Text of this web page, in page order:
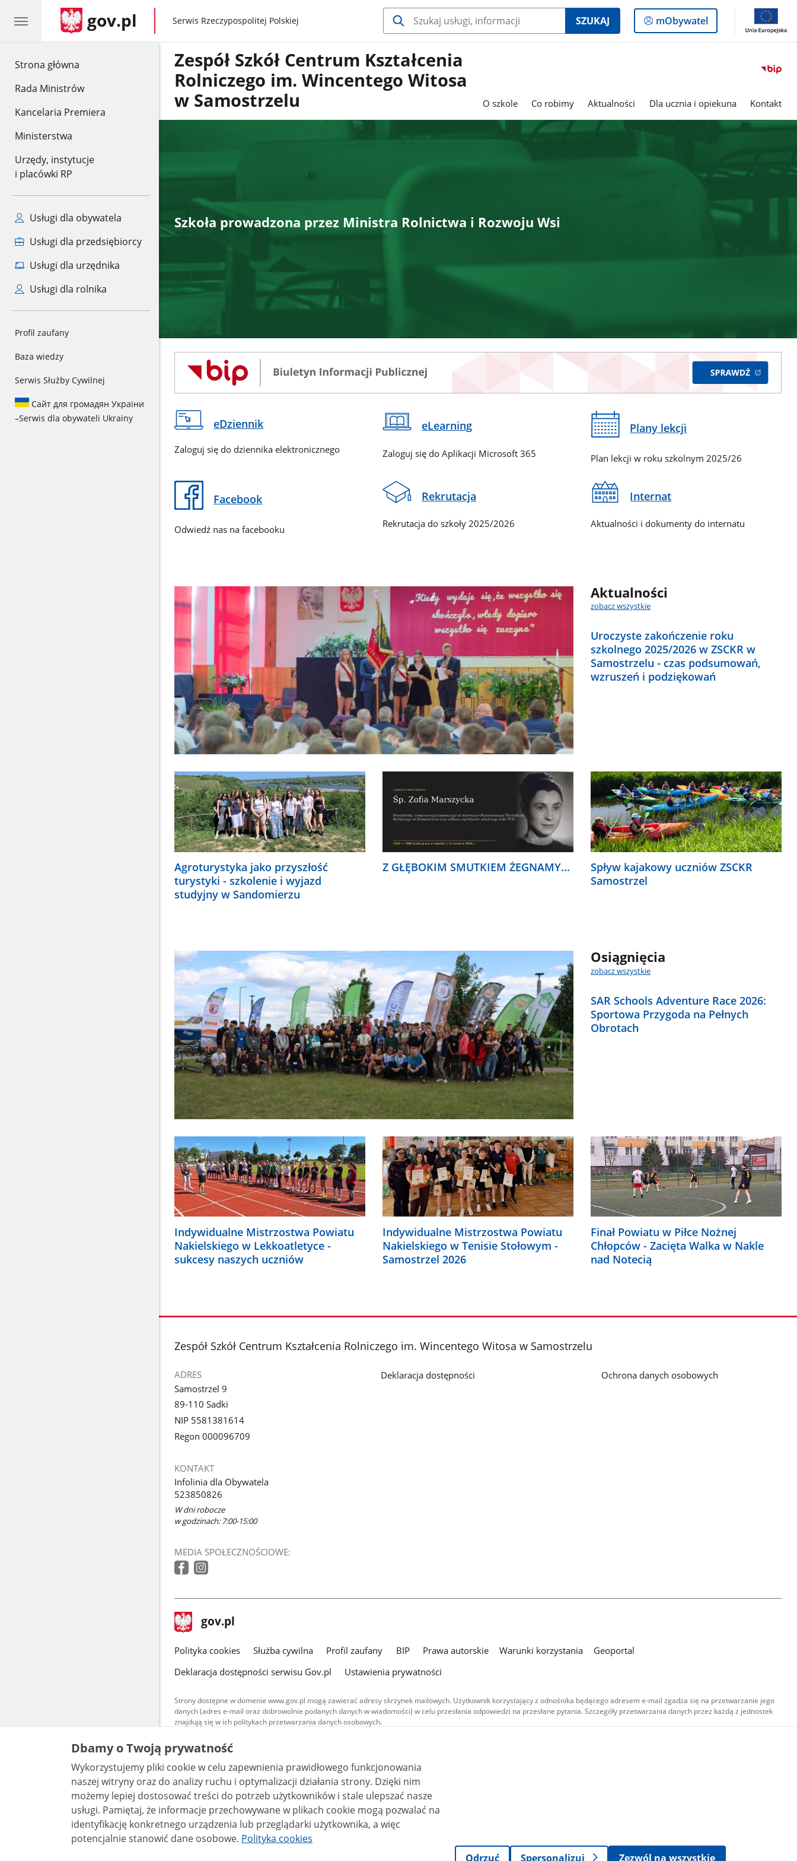
Strona główna
Rada Ministrów
Kancelaria Premiera
Ministerstwa
Urzędy, instytucje
i placówki RP
Usługi dla obywatela
Usługi dla przedsiębiorcy
Usługi dla urzędnika
Usługi dla rolnika
Profil zaufany
Baza wiedzy
Serwis Służby Cywilnej
Сайт для громадян України
–Serwis dla obywateli Ukrainy
gov.pl gov.pl
Serwis Rzeczypospolitej Polskiej SZUKAJ
Logowanie
do
mObywatel
Zespół Szkół Centrum Kształcenia
Rolniczego im. Wincentego Witosa
w Samostrzelu
O szkole Co robimy Aktualności Dla ucznia i opiekuna Kontakt
Szkoła prowadzona przez Ministra Rolnictwa i Rozwoju Wsi
eDziennik
Zaloguj się do dziennika elektronicznego
eLearning
Zaloguj się do Aplikacji Microsoft 365
Plany lekcji
Plan lekcji w roku szkolnym 2025/26
Facebook
Odwiedź nas na facebooku
Rekrutacja
Rekrutacja do szkoły 2025/2026
Internat
Aktualności i dokumenty do internatu
Aktualności
zobacz wszystkie
Uroczyste zakończenie roku
szkolnego 2025/2026 w ZSCKR w
Samostrzelu - czas podsumowań,
wzruszeń i podziękowań
Agroturystyka jako przyszłość
turystyki - szkolenie i wyjazd
studyjny w Sandomierzu
Z GŁĘBOKIM SMUTKIEM ŻEGNAMY...
Spływ kajakowy uczniów ZSCKR
Samostrzel
Osiągnięcia
zobacz wszystkie
SAR Schools Adventure Race 2026:
Sportowa Przygoda na Pełnych
Obrotach
Indywidualne Mistrzostwa Powiatu
Nakielskiego w Lekkoatletyce -
sukcesy naszych uczniów
Indywidualne Mistrzostwa Powiatu
Nakielskiego w Tenisie Stołowym -
Samostrzel 2026
Finał Powiatu w Piłce Nożnej
Chłopców - Zacięta Walka w Nakle
nad Notecią
stopka
Zespół Szkół Centrum Kształcenia Rolniczego im. Wincentego Witosa w Samostrzelu
ADRES
Samostrzel 9
89-110 Sadki
NIP 5581381614
Regon 000096709
KONTAKT
Infolinia dla Obywatela
523850826
W dni robocze
w godzinach: 7:00-15:00
MEDIA SPOŁECZNOŚCIOWE:
Deklaracja dostępności Ochrona danych osobowych
stopka
gov.pl Strona
gov.pl
gov.pl
Polityka cookies Służba cywilna Profil zaufany BIP Prawa autorskie Warunki korzystania
Geoportal
Deklaracja dostępności serwisu Gov.pl
Ustawienia prywatności
Strony dostępne w domenie www.gov.pl mogą zawierać adresy skrzynek mailowych. Użytkownik korzystający z odnośnika będącego adresem e-mail zgadza się na przetwarzanie jego
danych (adres e-mail oraz dobrowolnie podanych danych w wiadomości) w celu przesłania odpowiedzi na przesłane pytania. Szczegóły przetwarzania danych przez każdą z jednostek
znajdują się w ich politykach przetwarzania danych osobowych.
Treści tekstowe publikowane w serwisie (z wyłączeniem treści audiowizualnych), są
udostępniane na licencji typu Creative Commons: uznanie autorstwa - na tych samych
warunkach 4.0 (CC BY-SA 4.0). Materiały audiowizualne, w tym zdjęcia, materiały audio i wideo,
są udostępniane na licencji typu Creative Commons: uznanie autorstwa użycie niekomercyjne -
bez utworów zależnych 4.0 (CC BY-NC-ND 4.0), o ile nie jest to stwierdzone inaczej.
Dbamy o Twoją prywatność
Wykorzystujemy pliki cookie w celu zapewnienia prawidłowego funkcjonowania
naszej witryny oraz do analizy ruchu i optymalizacji działania strony. Dzięki nim
możemy lepiej dostosować treści do potrzeb użytkowników i stale ulepszać nasze
usługi. Pamiętaj, że informacje przechowywane w plikach cookie mogą pozwalać na
identyfikację konkretnego urządzenia lub przeglądarki użytkownika, a więc
potencjalnie stanowić dane osobowe. Polityka cookies
Odrzuć
Spersonalizuj Zezwól na wszystkie